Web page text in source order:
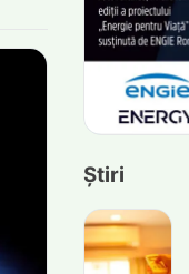
Știri